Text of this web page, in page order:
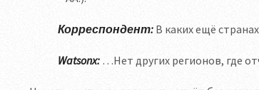
Корреспондент: В каких ещё
Watsonx: …Нет других регионов, где